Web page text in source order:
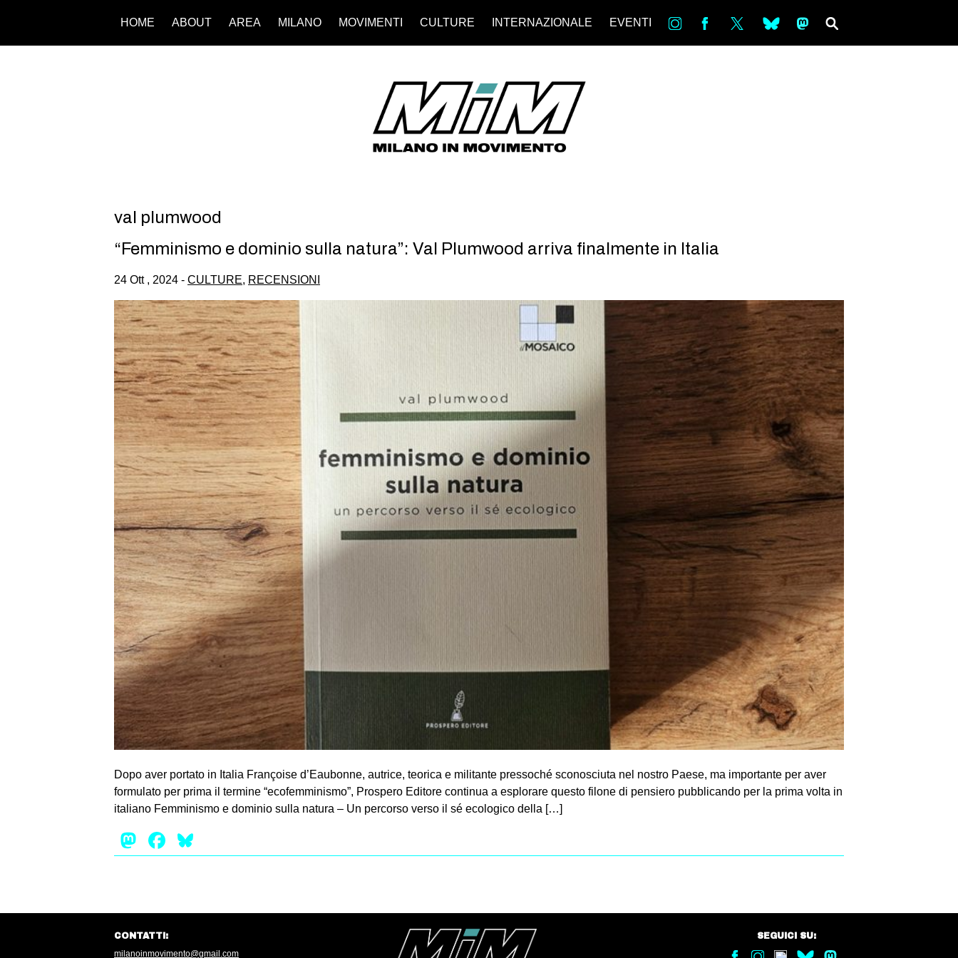
HOME ABOUT AREA MILANO MOVIMENTI CULTURE INTERNAZIONALE EVENTI in bsky ms
val plumwood
“Femminismo e dominio sulla natura”: Val Plumwood arriva finalmente in Italia
24 Ott , 2024 - CULTURE, RECENSIONI
Dopo aver portato in Italia Françoise d’Eaubonne, autrice, teorica e militante pressoché sconosciuta nel nostro Paese, ma importante per aver
formulato per prima il termine “ecofemminismo”, Prospero Editore continua a esplorare questo filone di pensiero pubblicando per la prima volta in
italiano Femminismo e dominio sulla natura – Un percorso verso il sé ecologico della […]
Mastodon
Facebook
CONTATTI:
milanoinmovimento@gmail.com
SEGUICI SU: